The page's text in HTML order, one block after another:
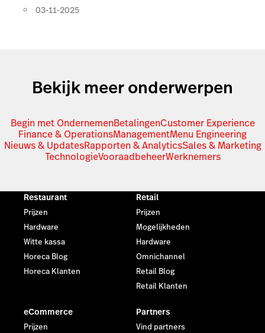
03-11-2025
Bekijk meer onderwerpen
Begin met OndernemenBetalingenCustomer Experience
Finance & OperationsManagementMenu Engineering
Nieuws & UpdatesRapporten & AnalyticsSales & Marketing
TechnologieVooraadbeheerWerknemers
Restaurant
Prijzen
Hardware
Witte kassa
Horeca Blog
Horeca Klanten
Retail
Prijzen
Mogelijkheden
Hardware
Omnichannel
Retail Blog
Retail Klanten
eCommerce
Prijzen
Partners
Vind partners